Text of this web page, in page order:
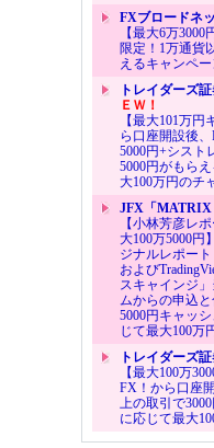
FXブロードネ
【最大6万
限定！1万通貨
えるキャンペー
トレイダーズ
ＥＷ！
【最大101万
ら口座開設後
5000円+シスト
5000円がもら
大100万円のチ
JFX「MATRIX
【小林芳彦レ
大100万5000円
ジナルレポー
および
スキャインジ
ムからの申込
5000円キャッ
じて最大100万
トレイダーズ
【最大100万
FX！から口座
上の取引で
に応じて最大